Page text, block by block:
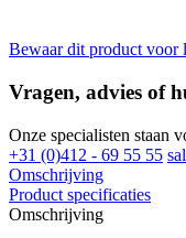
Bewaar dit product voor
Vragen, advies of
Onze specialisten staan
+31 (0)412 - 69 55 55
Omschrijving
Product specificaties
Omschrijving